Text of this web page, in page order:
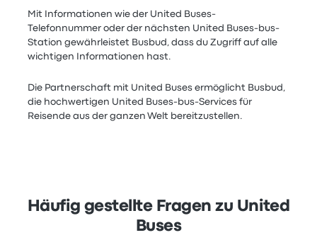
Mit Informationen wie der United Buses-
Telefonnummer oder der nächsten United Buses-bus-
Station gewährleistet Busbud, dass du Zugriff auf alle
wichtigen Informationen hast.
Die Partnerschaft mit United Buses ermöglicht Busbud,
die hochwertigen United Buses-bus-Services für
Reisende aus der ganzen Welt bereitzustellen.
Häufig gestellte Fragen zu United
Buses